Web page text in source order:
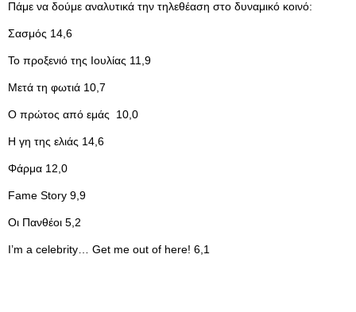
Πάμε να δούμε αναλυτικά την τηλεθέαση στο δυναμικό κοινό:
Σασμός 14,6
Το προξενιό της Ιουλίας 11,9
Μετά τη φωτιά 10,7
Ο πρώτος από εμάς 10,0
Η γη της ελιάς 14,6
Φάρμα 12,0
Fame Story 9,9
Οι Πανθέοι 5,2
I’m a celebrity… Get me out of here! 6,1